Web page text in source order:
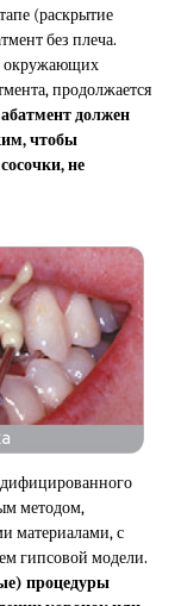
(раскрытие
без плеча.
окружающих
продолжается
должен
чтобы
не
методом,
материалами, с
гипсовой модели.
процедуры